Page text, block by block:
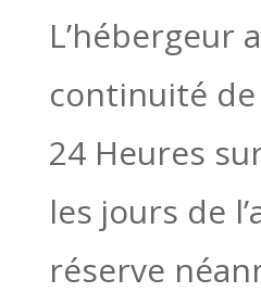
L’hébergeur
continuité
24 Heures
les jours de
réserve